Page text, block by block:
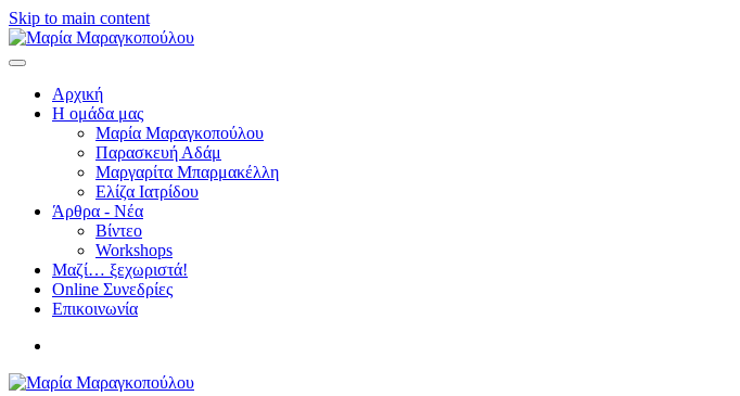
Skip to main content
Αρχική
Η ομάδα μας
Μαρία Μαραγκοπούλου
Παρασκευή Αδάμ
Μαργαρίτα Μπαρμακέλλη
Ελίζα Ιατρίδου
Άρθρα - Νέα
Βίντεο
Workshops
Μαζί… ξεχωριστά!
Online Συνεδρίες
Επικοινωνία